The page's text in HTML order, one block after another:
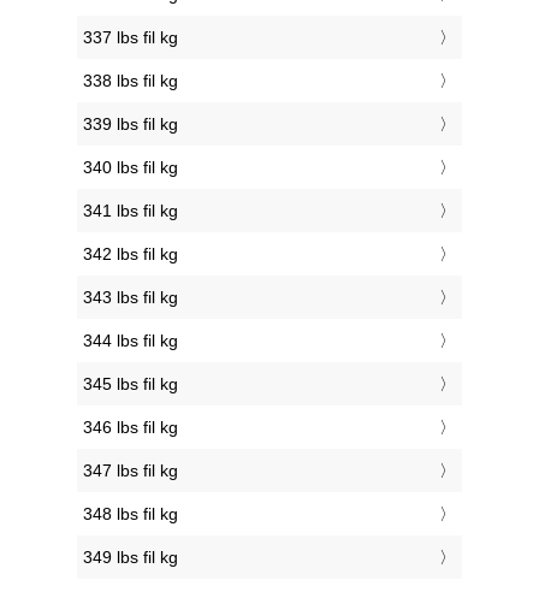
337 lbs fil kg
338 lbs fil kg
339 lbs fil kg
340 lbs fil kg
341 lbs fil kg
342 lbs fil kg
343 lbs fil kg
344 lbs fil kg
345 lbs fil kg
346 lbs fil kg
347 lbs fil kg
348 lbs fil kg
349 lbs fil kg